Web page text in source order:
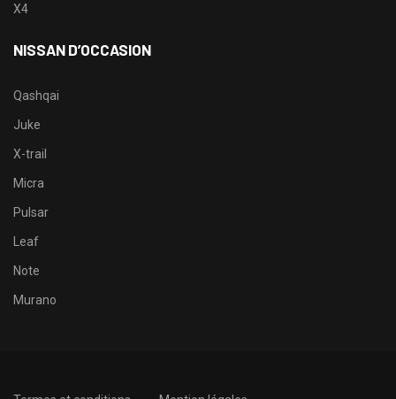
X4
NISSAN D’OCCASION
Qashqai
Juke
X-trail
Micra
Pulsar
Leaf
Note
Murano